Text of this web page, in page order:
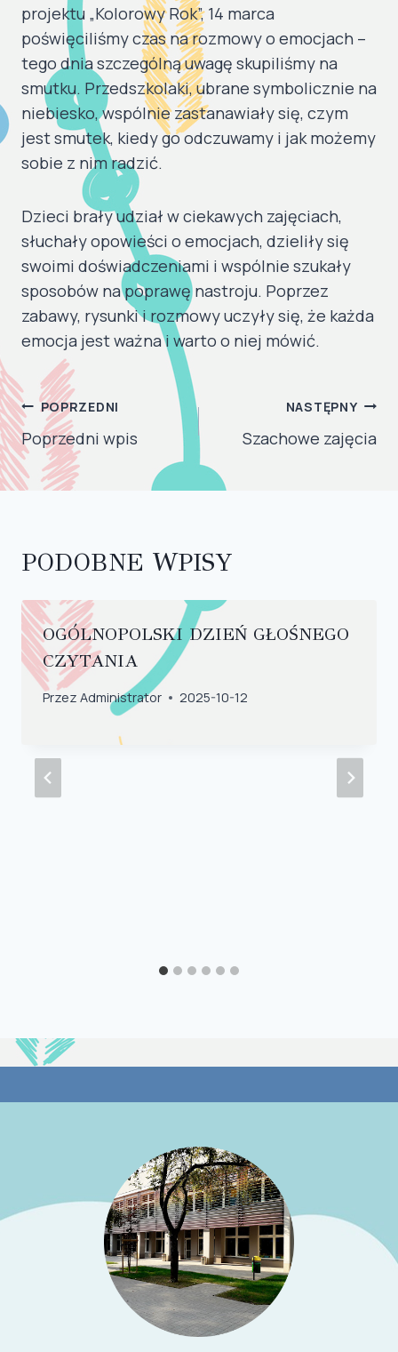
projektu „Kolorowy Rok”, 14 marca
poświęciliśmy czas na rozmowy o emocjach –
tego dnia szczególną uwagę skupiliśmy na
smutku. Przedszkolaki, ubrane symbolicznie na
niebiesko, wspólnie zastanawiały się, czym
jest smutek, kiedy go odczuwamy i jak możemy
sobie z nim radzić.
Dzieci brały udział w ciekawych zajęciach,
słuchały opowieści o emocjach, dzieliły się
swoimi doświadczeniami i wspólnie szukały
sposobów na poprawę nastroju. Poprzez
zabawy, rysunki i rozmowy uczyły się, że każda
emocja jest ważna i warto o niej mówić.
NAWIGACJA
WPISU
POPRZEDNI
Poprzedni wpis
NASTĘPNY
Szachowe zajęcia
PODOBNE WPISY
OGÓLNOPOLSKI DZIEŃ GŁOŚNEGO
CZYTANIA
Przez Administrator 2025-10-12